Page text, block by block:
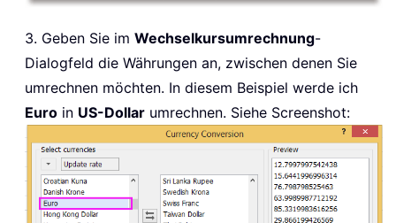
3. Geben Sie im Wechselkursumrechnung-
Dialogfeld die Währungen an, zwischen denen Sie
umrechnen möchten. In diesem Beispiel werde ich
Euro in US-Dollar umrechnen. Siehe Screenshot: